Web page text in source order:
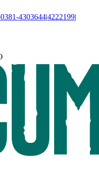
4303644|4222199|